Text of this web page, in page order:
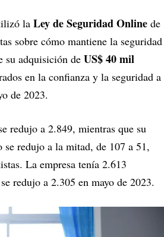
la Ley de Seguridad Online de
sobre cómo mantiene la seguridad
su adquisición de US$ 40 mil
en la confianza y la seguridad a
de 2023.
redujo a 2.849, mientras que su
redujo a la mitad, de 107 a 51,
La empresa tenía 2.613
redujo a 2.305 en mayo de 2023.